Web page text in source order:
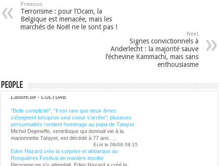
Previous
Terrorisme : pour l’Ocam, la
Belgique est menacée, mais les
marchés de Noël ne le sont pas !
Next
Signes convictionnels à
Anderlecht : la majorité sauve
l’échevine Kammachi, mais sans
enthousiasme
People
"Belle complicité", "Il est rare que deux âmes
s'éteignent lorsqu'un seul coeur s'arrête": plusieurs
personnalités rendent hommage au papa de Tatayet
Michel Dejeneffe, ventriloque qui donnait vie à la
marionnette Tatayet, est décédé à 77 ans. ...
Ecrit le 08/08 08:15
Eden Hazard crée la surprise et débarque au
Ronquières Festival de manière insolite
Personne ne s'y attendait. Eden Hazard a créé la